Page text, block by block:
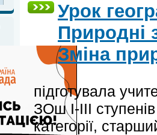
Урок
Природні
Зміна
підготувала
ЗОш І-ІІІ
категорії,